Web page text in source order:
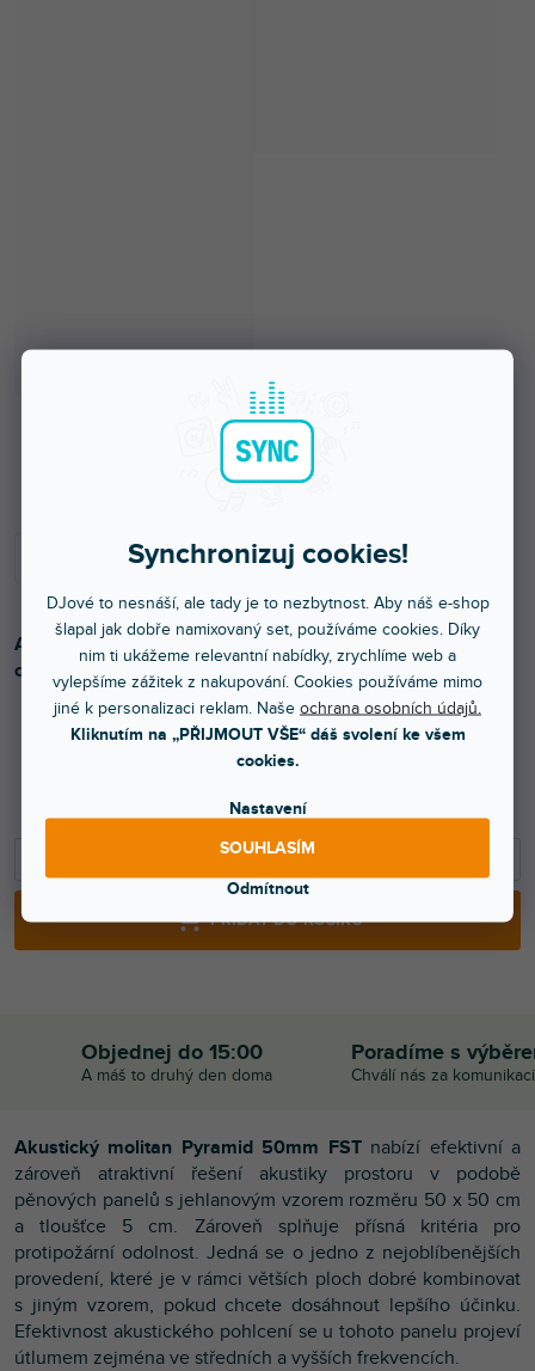
Synchronizuj cookies!
DJové to nesnáší, ale tady je to nezbytnost. Aby náš e-shop
šlapal jak dobře namixovaný set, používáme cookies. Díky
nim ti ukážeme relevantní nabídky, zrychlíme web a
vylepšíme zážitek z nakupování. Cookies používáme mimo
jiné k personalizaci reklam. Naše ochrana osobních údajů.
Kliknutím na „PŘIJMOUT VŠE“ dáš svolení ke všem
cookies.
Nastavení
Odmítnout
SOUHLASÍM
Skladem na prodejně
PŘIDAT DO KOŠÍKU
Akustický molitan s jehlanovým vzorem. Rozměr 50 x 50
cm, tloušťka 5 cm.
Objednej do 15:00
A máš to druhý den doma
Poradíme s
Chválí nás za komunikaci
Akustický molitan Pyramid 50mm FSTnabízí efektivní a
zároveň atraktivní řešení akustiky prostoru v podobě
pěnových panelů s jehlanovým vzorem rozměru 50 x 50 cm
a tloušťce 5 cm. Zároveň splňuje přísná kritéria pro
protipožární odolnost. Jedná se o jedno z nejoblíbenějších
provedení, které je v rámci větších ploch dobré kombinovat
s jiným vzorem, pokud chcete dosáhnout lepšího účinku.
Efektivnost akustického pohlcení se u tohoto panelu projeví
útlumem zejména ve středních a vyšších frekvencích.